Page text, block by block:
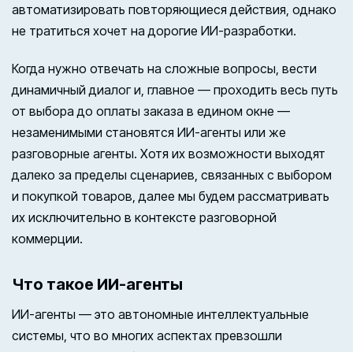
автоматизировать повторяющиеся действия, однако
не тратиться хочет на дорогие ИИ-разработки.
Когда нужно отвечать на сложные вопросы, вести
динамичный диалог и, главное — проходить весь путь
от выбора до оплаты заказа в едином окне —
незаменимыми становятся ИИ-агенты или же
разговорные агенты. Хотя их возможности выходят
далеко за пределы сценариев, связанных с выбором
и покупкой товаров, далее мы будем рассматривать
их исключительно в контексте разговорной
коммерции.
Что такое ИИ-агенты
ИИ-агенты — это автономные интеллектуальные
системы, что во многих аспектах превзошли